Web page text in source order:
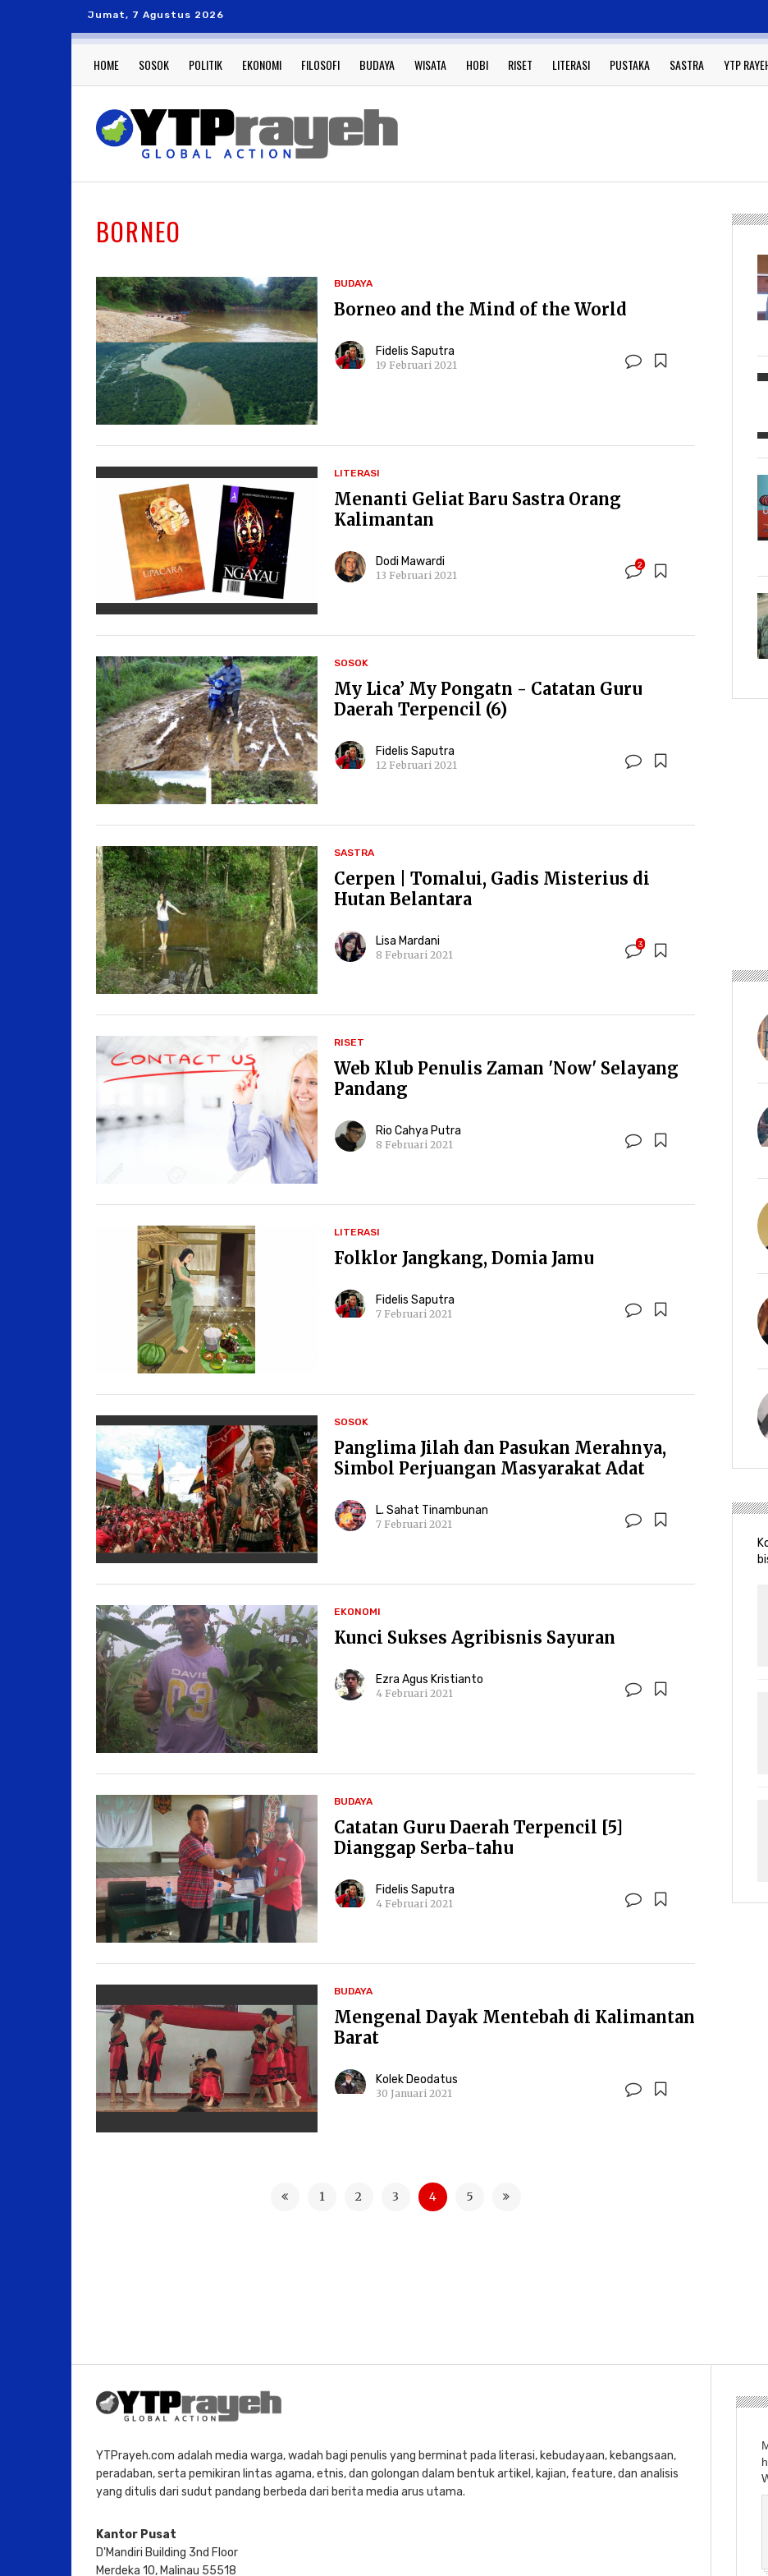
Jumat, 7 Agustus 2026
HOME SOSOK POLITIK EKONOMI FILOSOFI BUDAYA WISATA HOBI RISET LITERASI PUSTAKA SASTRA YTP
BORNEO
BUDAYA
Borneo and the Mind of the World
Fidelis Saputra
19 Februari 2021
LITERASI
Menanti Geliat Baru Sastra Orang
Kalimantan
Dodi Mawardi
13 Februari 2021
2
SOSOK
My Lica’ My Pongatn - Catatan Guru
Daerah Terpencil (6)
Fidelis Saputra
12 Februari 2021
SASTRA
Cerpen | Tomalui, Gadis Misterius di
Hutan Belantara
Lisa Mardani
8 Februari 2021
3
RISET
Web Klub Penulis Zaman 'Now' Selayang
Pandang
Rio Cahya Putra
8 Februari 2021
LITERASI
Folklor Jangkang, Domia Jamu
Fidelis Saputra
7 Februari 2021
SOSOK
Panglima Jilah dan Pasukan Merahnya,
Simbol Perjuangan Masyarakat Adat
L. Sahat Tinambunan
7 Februari 2021
EKONOMI
Kunci Sukses Agribisnis Sayuran
Ezra Agus Kristianto
4 Februari 2021
BUDAYA
Catatan Guru Daerah Terpencil [5]
Dianggap Serba-tahu
Fidelis Saputra
4 Februari 2021
BUDAYA
Mengenal Dayak Mentebah di Kalimantan
Barat
Kolek Deodatus
30 Januari 2021
1 2 3 4 5
YTPrayeh.com adalah media warga, wadah bagi penulis yang berminat pada literasi, kebudayaan, kebangsaan,
peradaban, serta pemikiran lintas agama, etnis, dan golongan dalam bentuk artikel, kajian, feature, dan analisis
yang ditulis dari sudut pandang berbeda dari berita media arus utama.
Kantor Pusat
D'Mandiri Building 3nd Floor
Merdeka 10, Malinau 55518